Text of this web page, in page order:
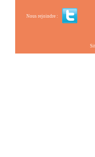
Nous rejoindre :
Site internet de